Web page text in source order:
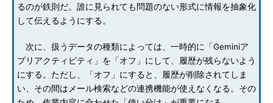
るのが鉄則だ。誰に見られても問題のない形式に情報を抽象化
して伝えるようにする。
次に、扱うデータの種類によっては、一時的に「Geminiア
プリアクティビティ」を「オフ」にして、履歴が残らないよう
にする。ただし、「オフ」にすると、履歴が削除されてしま
い、その間はメール検索などの連携機能が使えなくなる。その